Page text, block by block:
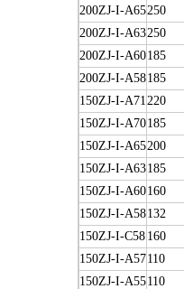
200ZJ-I-A65250
200ZJ-I-A63250
200ZJ-I-A60185
200ZJ-I-A58185
150ZJ-I-A71220
150ZJ-I-A70185
150ZJ-I-A65200
150ZJ-I-A63185
150ZJ-I-A60160
150ZJ-I-A58132
150ZJ-I-C58 160
150ZJ-I-A57110
150ZJ-I-A55110